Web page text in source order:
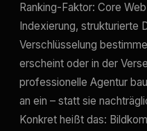
Ranking-Faktor: Core
Indexierung, strukturierte
Verschlüsselung
erscheint oder in der
professionelle Agentur
an ein – statt sie
Konkret heißt das: